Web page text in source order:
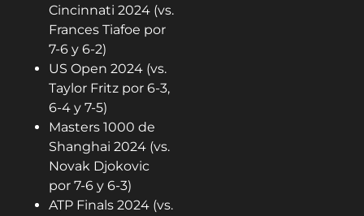
Cincinnati 2024 (vs.
Frances Tiafoe por
7-6 y 6-2)
US Open 2024 (vs.
Taylor Fritz por 6-3,
6-4 y 7-5)
Masters 1000 de
Shanghai 2024 (vs.
Novak Djokovic
por 7-6 y 6-3)
ATP Finals 2024 (vs.